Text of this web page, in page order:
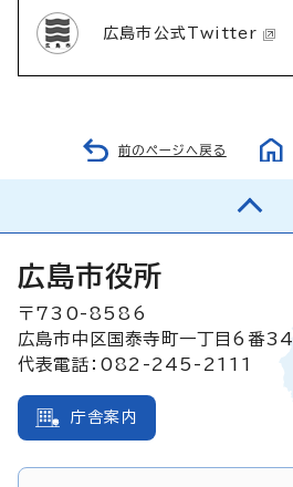
広島市公式Twitter
前のページへ戻る
広島市役所
〒730-8586
広島市中区国泰寺町一丁目6番
代表電話：082-245-2111
庁舎案内